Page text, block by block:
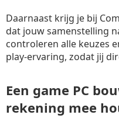
Daarnaast krijg je bij
dat jouw samenstelling
controleren alle keuzes
play-ervaring, zodat jij
Een game PC
rekening mee